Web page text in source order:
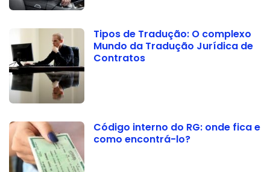
Tipos de Tradução: O complexo
Mundo da Tradução Jurídica de
Contratos
Código interno do RG: onde fica e
como encontrá-lo?